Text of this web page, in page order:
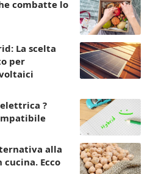
combatte lo
La scelta
per
?
alla
Ecco